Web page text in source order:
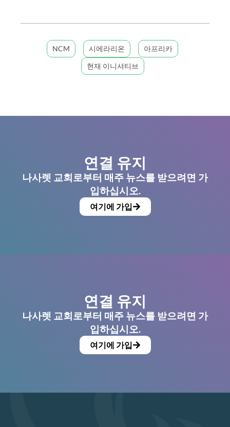
NCM 시에라리온
아프리카
현재 이니셔티브
연결 유지
나사렛 교회로부터 매주 뉴스를 받으려면 가
입하십시오.
여기에 가입
연결 유지
나사렛 교회로부터 매주 뉴스를 받으려면 가
입하십시오.
여기에 가입